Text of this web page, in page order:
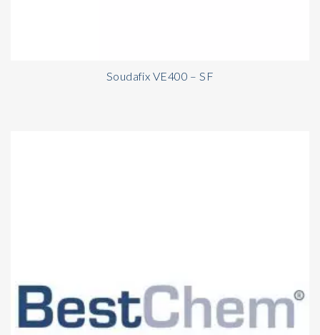
Soudafix VE400 – SF